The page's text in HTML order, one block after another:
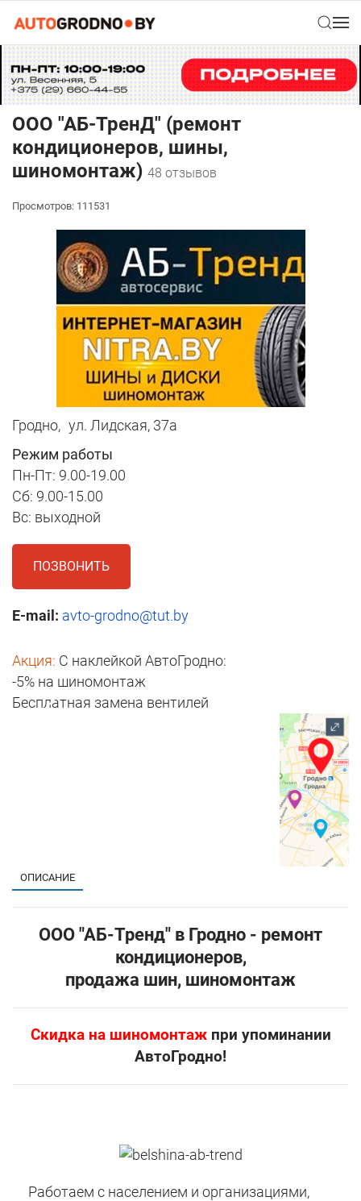
ООО "АБ-ТренД" (ремонт
кондиционеров, шины,
шиномонтаж) 48 отзывов
Просмотров: 111531
Гродно, ул. Лидская, 37а
Режим работы
Пн-Пт: 9.00-19.00
Cб: 9.00-15.00
Вс: выходной
ПОЗВОНИТЬ
E-mail: avto-grodno@tut.by
Акция: С наклейкой АвтоГродно:
-5% на шиномонтаж
Бесплатная замена вентилей
ОПИСАНИЕ
ООО "АБ-Тренд" в Гродно - ремонт
кондиционеров,
продажа шин, шиномонтаж
Скидка на шиномонтажпри упоминании
АвтоГродно!
Работаем с населением и организациями,